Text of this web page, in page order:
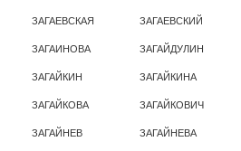
ЗАГАЕВСКАЯ ЗАГАЕВСКИЙ
ЗАГАИНОВА ЗАГАЙДУЛИН
ЗАГАЙКИН ЗАГАЙКИНА
ЗАГАЙКОВА ЗАГАЙКОВИЧ
ЗАГАЙНЕВ ЗАГАЙНЕВА